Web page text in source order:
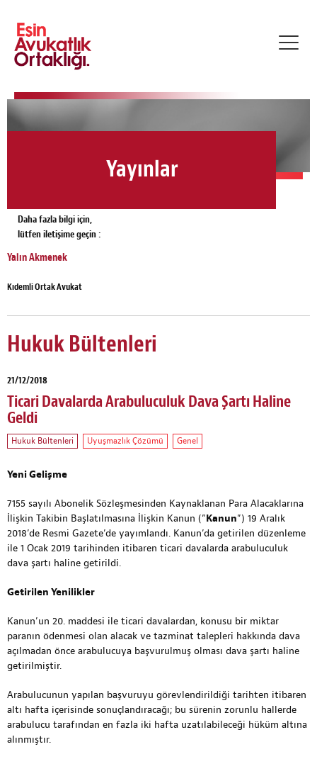
Yayınlar
Daha fazla bilgi için,
lütfen iletişime geçin :
Yalın Akmenek
Kıdemli Ortak Avukat
Hukuk Bültenleri
21/12/2018
Ticari Davalarda Arabuluculuk Dava Şartı Haline
Geldi
Hukuk Bültenleri Uyuşmazlık Çözümü Genel
Yeni Gelişme
7155 sayılı Abonelik Sözleşmesinden Kaynaklanan Para Alacaklarına
İlişkin Takibin Başlatılmasına İlişkin Kanun (”Kanun”) 19 Aralık
2018’de Resmi Gazete’de yayımlandı. Kanun’da getirilen düzenleme
ile 1 Ocak 2019 tarihinden itibaren ticari davalarda arabuluculuk
dava şartı haline getirildi.
Getirilen Yenilikler
Kanun’un 20. maddesi ile ticari davalardan, konusu bir miktar
paranın ödenmesi olan alacak ve tazminat talepleri hakkında dava
açılmadan önce arabulucuya başvurulmuş olması dava şartı haline
getirilmiştir.
Arabulucunun yapılan başvuruyu görevlendirildiği tarihten itibaren
altı hafta içerisinde sonuçlandıracağı; bu sürenin zorunlu hallerde
arabulucu tarafından en fazla iki hafta uzatılabileceği hüküm altına
alınmıştır.